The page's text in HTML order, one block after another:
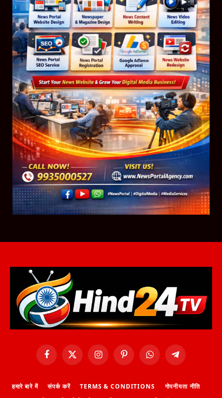
FacebookX
(Twitter)
InstagramPinterestWhatsAppTelegram
हमारे बारे में संपर्क करें TERMS & CONDITIONS
गोपनीयता नीति